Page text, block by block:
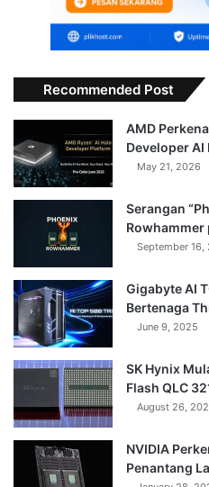
Recommended Post
AMD
Developer AI
May 21, 2026
Serangan
Rowhammer
September 16,
Gigabyte AI
Bertenaga
June 9, 2025
SK Hynix
Flash QLC
August 26,
NVIDIA
Penantang